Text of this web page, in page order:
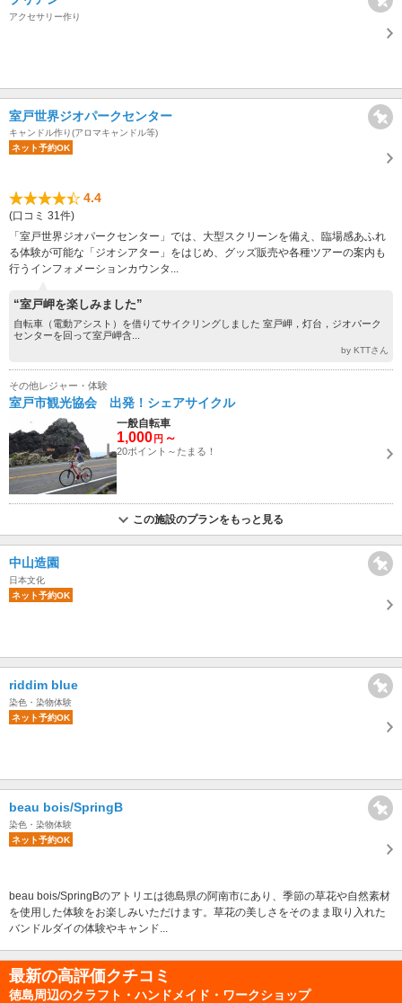
アクセサリー作り
室戸世界ジオパークセンター
キャンドル作り(アロマキャンドル等)
ネット予約OK
4.4
(口コミ 31件)
「室戸世界ジオパークセンター」では、大型スクリーンを備え、臨場感あふれ
る体験が可能な「ジオシアター」をはじめ、グッズ販売や各種ツアーの案内も
行うインフォメーションカウンタ...
“室戸岬を楽しみました”
自転車（電動アシスト）を借りてサイクリングしました 室戸岬，灯台，ジオパーク
センターを回って室戸岬含...
by KTTさん
その他レジャー・体験
室戸市観光協会 出発！シェアサイクル
一般自転車
1,000 円 ～
20ポイント～たまる！
この施設のプランをもっと見る
中山造園
日本文化
ネット予約OK
riddim blue
染色・染物体験
ネット予約OK
beau bois/SpringB
染色・染物体験
ネット予約OK
beau bois/SpringBのアトリエは徳島県の阿南市にあり、季節の草花や自然素材
を使用した体験をお楽しみいただけます。草花の美しさをそのまま取り入れた
バンドルダイの体験やキャンド...
最新の高評価クチコミ
徳島周辺のクラフト・ハンドメイド・ワークショップ